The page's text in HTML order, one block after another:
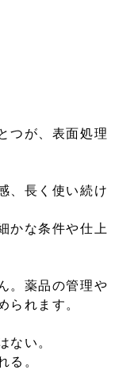
つが、表面処理
、長く使い続け
かな条件や仕上
。薬品の管理や
られます。
ない。
る。